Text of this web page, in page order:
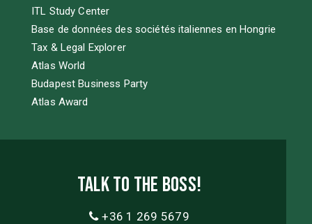
ITL Study Center
Base de données des sociétés italiennes en Hongrie
Tax & Legal Explorer
Atlas World
Budapest Business Party
Atlas Award
Talk to the boss!
+36 1 269 5679